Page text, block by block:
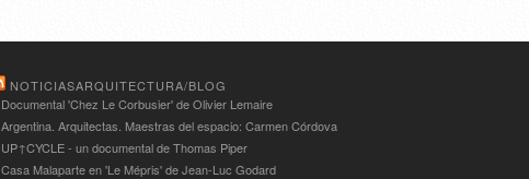
NOTICIASARQUITECTURA/BLOG
Documental 'Chez Le Corbusier' de Olivier Lemaire
Argentina. Arquitectas. Maestras del espacio: Carmen Córdova
UP↑CYCLE - un documental de Thomas Piper
Casa Malaparte en 'Le Mépris' de Jean-Luc Godard